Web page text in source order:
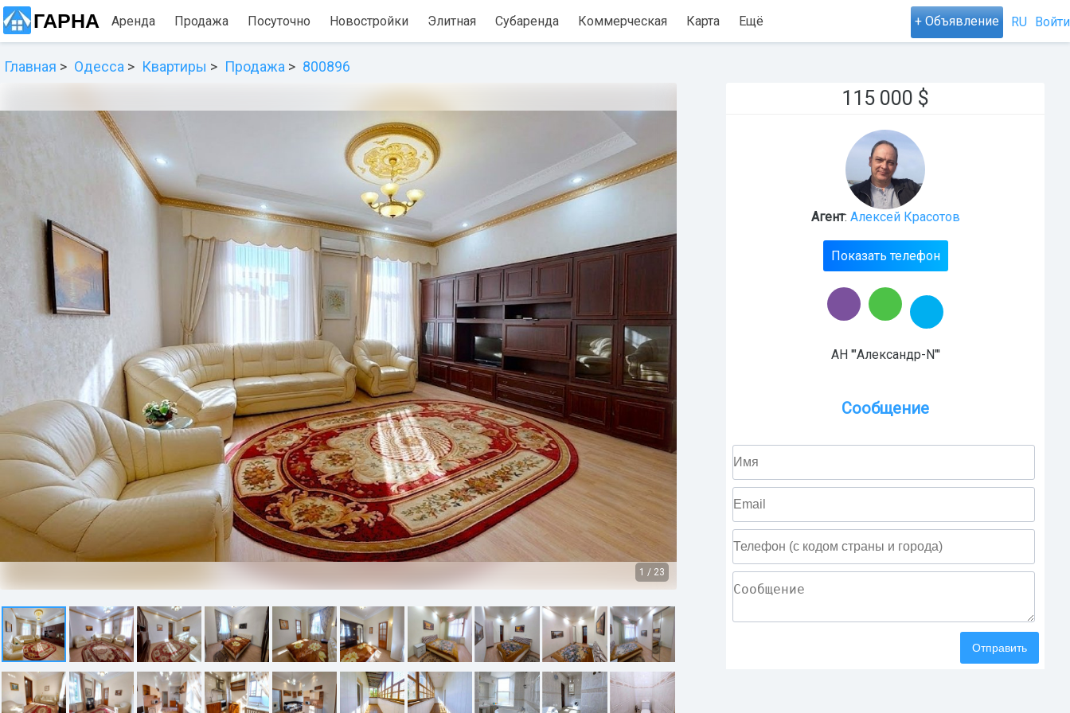
ГАРНА Аренда Продажа Посуточно Новостройки Элитная Субаренда Коммерческая Карта Ещё + Объявление RU Войти
Главная Одесса Квартиры Продажа 800896
1 / 23
115 000 $
Агент: Алексей Красотов
Показать телефон
АН '"Александр-N"'
Сообщение